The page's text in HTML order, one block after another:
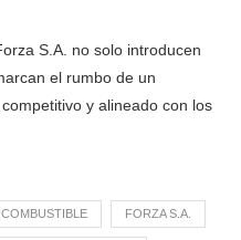
S.A. no solo introducen
el rumbo de un
y alineado con los
FORZA S.A.